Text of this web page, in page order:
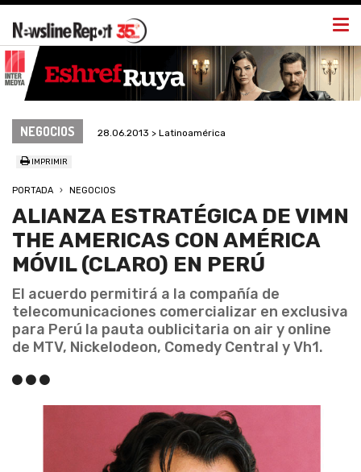
NEGOCIOS 28.06.2013 > Latinoamérica
IMPRIMIR
PORTADA NEGOCIOS
ALIANZA ESTRATÉGICA DE VIMN
THE AMERICAS CON AMÉRICA
MÓVIL (CLARO) EN PERÚ
El acuerdo permitirá a la compañía de
telecomunicaciones comercializar en exclusiva
para Perú la pauta oublicitaria on air y online
de MTV, Nickelodeon, Comedy Central y Vh1.